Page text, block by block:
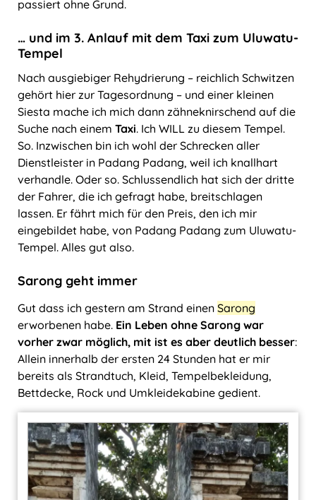
passiert ohne Grund.
… und im 3. Anlauf mit dem Taxi zum Uluwatu-
Tempel
Nach ausgiebiger Rehydrierung ‒ reichlich Schwitzen
gehört hier zur Tagesordnung ‒ und einer kleinen
Siesta mache ich mich dann zähneknirschend auf die
Suche nach einem Taxi. Ich WILL zu diesem Tempel.
So. Inzwischen bin ich wohl der Schrecken aller
Dienstleister in Padang Padang, weil ich knallhart
verhandle. Oder so. Schlussendlich hat sich der dritte
der Fahrer, die ich gefragt habe, breitschlagen
lassen. Er fährt mich für den Preis, den ich mir
eingebildet habe, von Padang Padang zum Uluwatu-
Tempel. Alles gut also.
Sarong geht immer
Gut dass ich gestern am Strand einen Sarong
erworbenen habe. Ein Leben ohne Sarong war
vorher zwar möglich, mit ist es aber deutlich besser:
Allein innerhalb der ersten 24 Stunden hat er mir
bereits als Strandtuch, Kleid, Tempelbekleidung,
Bettdecke, Rock und Umkleidekabine gedient.